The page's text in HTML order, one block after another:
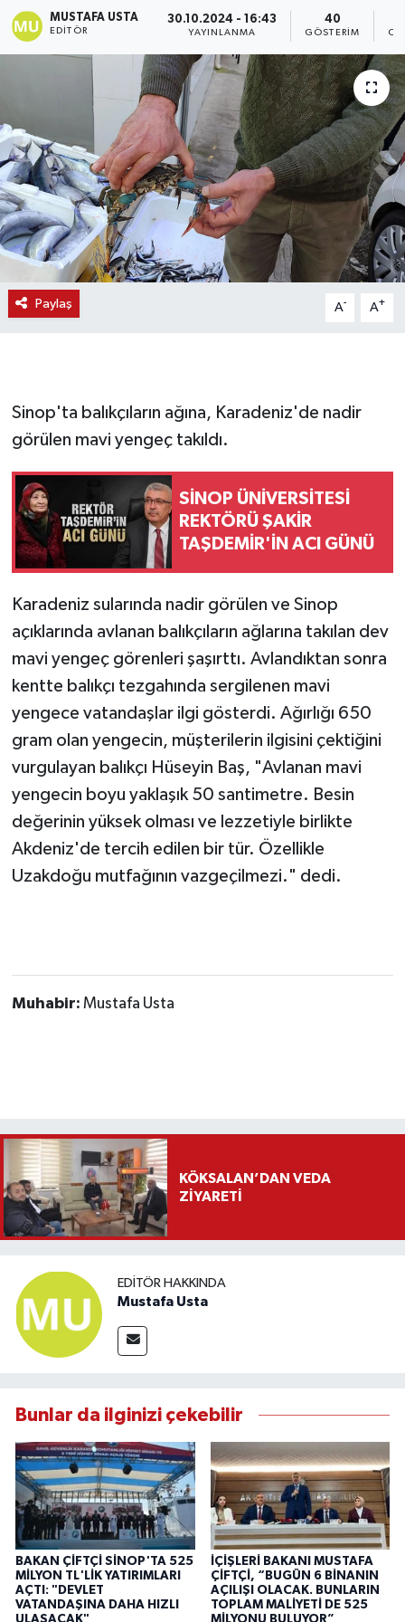
MUSTAFA USTA
EDITÖR
30.10.2024 - 16:43
YAYINLANMA
40
GÖSTERIM
Paylaş A- A+
Sinop'ta balıkçıların ağına, Karadeniz'de nadir
görülen mavi yengeç takıldı.
SİNOP ÜNİVERSİTESİ
REKTÖRÜ ŞAKİR
TAŞDEMİR'İN ACI GÜNÜ
Karadeniz sularında nadir görülen ve Sinop
açıklarında avlanan balıkçıların ağlarına takılan dev
mavi yengeç görenleri şaşırttı. Avlandıktan sonra
kentte balıkçı tezgahında sergilenen mavi
yengece vatandaşlar ilgi gösterdi. Ağırlığı 650
gram olan yengecin, müşterilerin ilgisini çektiğini
vurgulayan balıkçı Hüseyin Baş, "Avlanan mavi
yengecin boyu yaklaşık 50 santimetre. Besin
değerinin yüksek olması ve lezzetiyle birlikte
Akdeniz'de tercih edilen bir tür. Özellikle
Uzakdoğu mutfağının vazgeçilmezi." dedi.
Muhabir: Mustafa Usta
KÖKSALAN’DAN VEDA
ZİYARETİ
EDITÖR HAKKINDA
Mustafa Usta
Bunlar da ilginizi çekebilir
BAKAN ÇİFTÇİ SİNOP'TA 525
MİLYON TL'LİK YATIRIMLARI
AÇTI: "DEVLET
VATANDAŞINA DAHA HIZLI
ULAŞACAK"
İÇİŞLERİ BAKANI MUSTAFA
ÇİFTÇİ, “BUGÜN 6 BİNANIN
AÇILIŞI OLACAK. BUNLARIN
TOPLAM MALİYETİ DE 525
MİLYONU BULUYOR”